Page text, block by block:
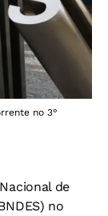
no 3°
de
no